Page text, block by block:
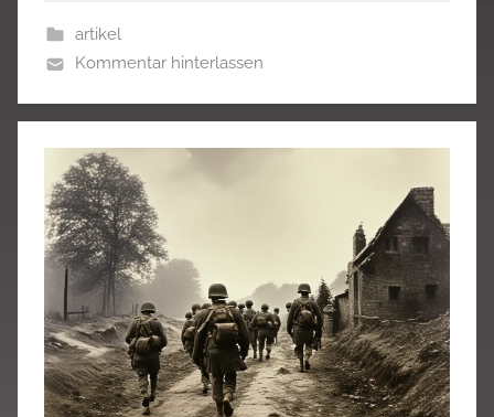
artikel
Kommentar hinterlassen